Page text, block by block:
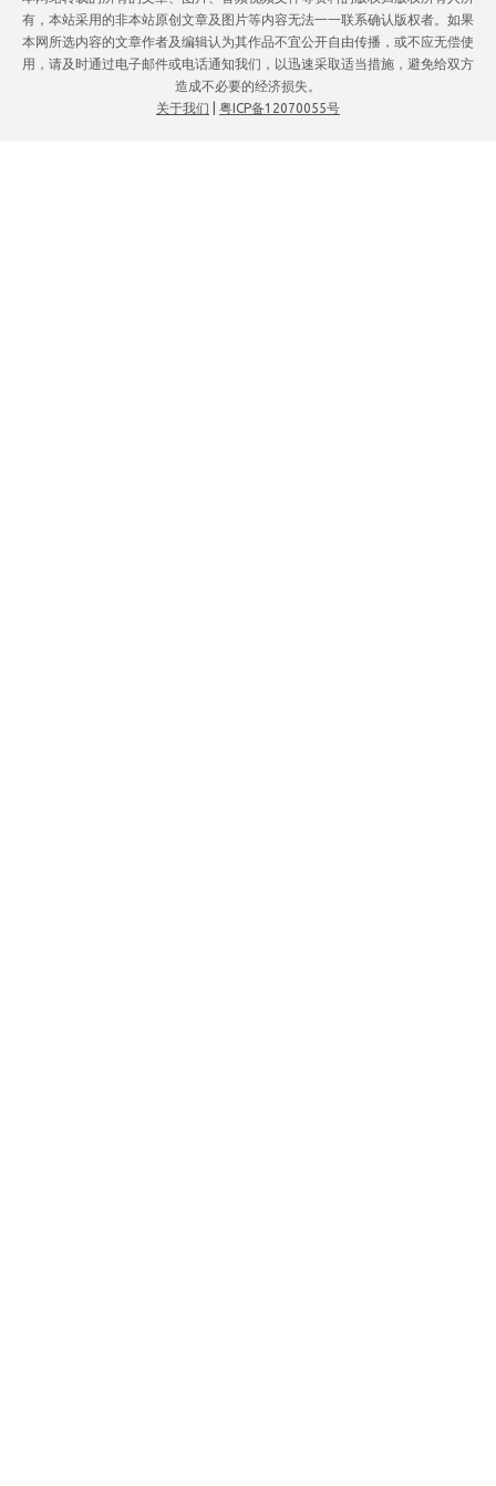
有，本站采用的非本站原创文章及图片等内容无法一一联系确认版权者。如果
本网所选内容的文章作者及编辑认为其作品不宜公开自由传播，或不应无偿使
用，请及时通过电子邮件或电话通知我们，以迅速采取适当措施，避免给双方
造成不必要的经济损失。
关于我们
粤ICP备12070055号